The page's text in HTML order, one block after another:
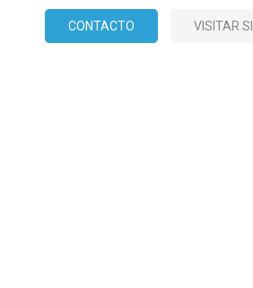
CONTACTO VISITAR